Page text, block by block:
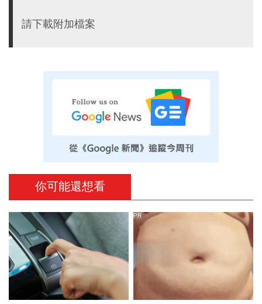
請下載附加檔案
你可能還想看
PR